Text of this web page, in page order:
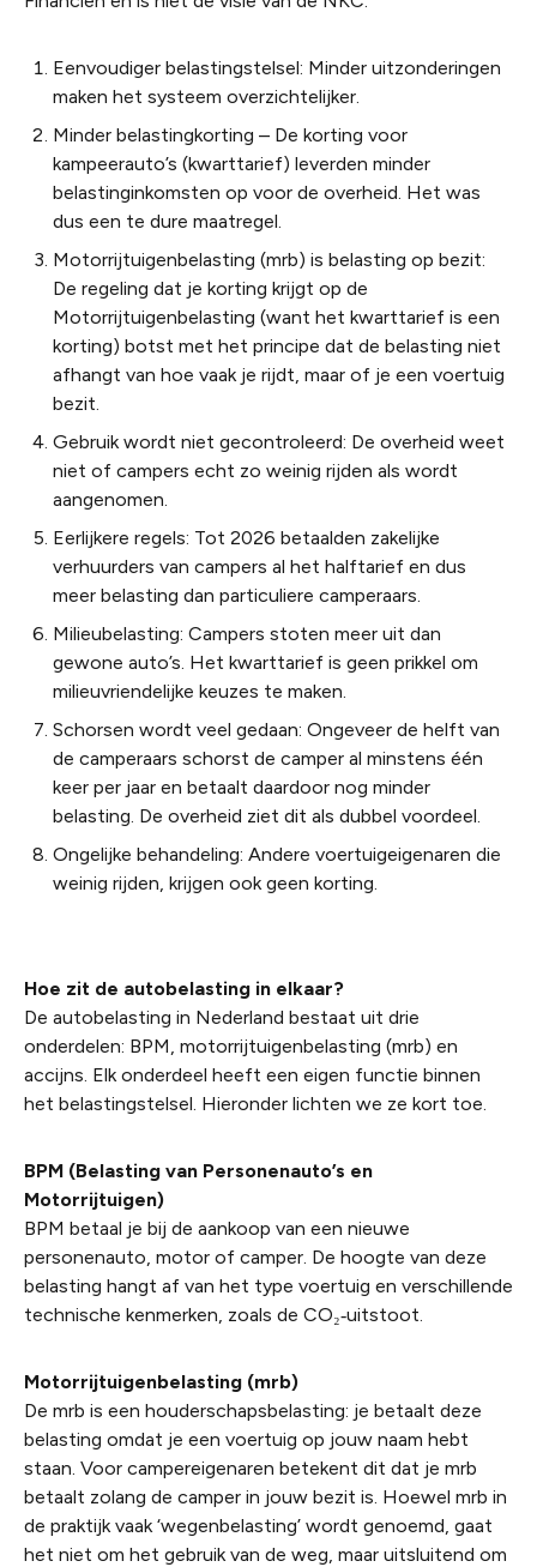
Eenvoudiger belastingstelsel: Minder uitzonderingen
maken het systeem overzichtelijker.
Minder belastingkorting – De korting voor
kampeerauto’s (kwarttarief) leverden minder
belastinginkomsten op voor de overheid. Het was
dus een te dure maatregel.
Motorrijtuigenbelasting (mrb) is belasting op bezit:
De regeling dat je korting krijgt op de
Motorrijtuigenbelasting (want het kwarttarief is een
korting) botst met het principe dat de belasting niet
afhangt van hoe vaak je rijdt, maar of je een voertuig
bezit.
Gebruik wordt niet gecontroleerd: De overheid weet
niet of campers echt zo weinig rijden als wordt
aangenomen.
Eerlijkere regels: Tot 2026 betaalden zakelijke
verhuurders van campers al het halftarief en dus
meer belasting dan particuliere camperaars.
Milieubelasting: Campers stoten meer uit dan
gewone auto’s. Het kwarttarief is geen prikkel om
milieuvriendelijke keuzes te maken.
Schorsen wordt veel gedaan: Ongeveer de helft van
de camperaars schorst de camper al minstens één
keer per jaar en betaalt daardoor nog minder
belasting. De overheid ziet dit als dubbel voordeel.
Ongelijke behandeling: Andere voertuigeigenaren die
weinig rijden, krijgen ook geen korting.
Hoe zit de autobelasting in elkaar?
De autobelasting in Nederland bestaat uit drie
onderdelen: BPM, motorrijtuigenbelasting (mrb) en
accijns. Elk onderdeel heeft een eigen functie binnen
het belastingstelsel. Hieronder lichten we ze kort toe.
BPM (Belasting van Personenauto’s en
Motorrijtuigen)
BPM betaal je bij de aankoop van een nieuwe
personenauto, motor of camper. De hoogte van deze
belasting hangt af van het type voertuig en verschillende
technische kenmerken, zoals de CO₂‑uitstoot.
Motorrijtuigenbelasting (mrb)
De mrb is een houderschapsbelasting: je betaalt deze
belasting omdat je een voertuig op jouw naam hebt
staan. Voor campereigenaren betekent dit dat je mrb
betaalt zolang de camper in jouw bezit is. Hoewel mrb in
de praktijk vaak ‘wegenbelasting’ wordt genoemd, gaat
het niet om het gebruik van de weg, maar uitsluitend om